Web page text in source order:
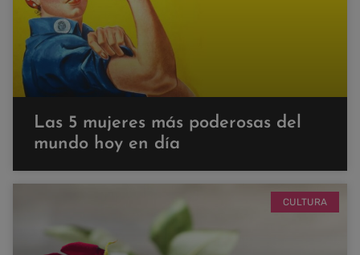
Las 5 mujeres más poderosas del
mundo hoy en día
CULTURA